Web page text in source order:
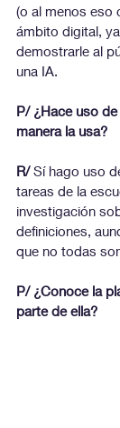
(o al menos eso
ámbito digital,
demostrarle al
una IA.
P/ ¿Hace uso
manera la usa?
R/ Sí hago uso
tareas de la
investigación
definiciones,
que no todas
P/ ¿Conoce la
parte de ella?